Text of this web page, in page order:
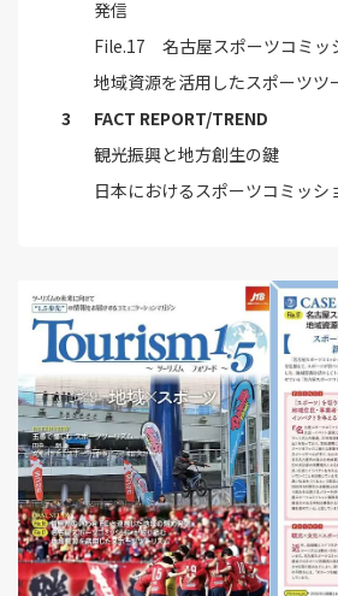
発信
File.17 名古屋スポーツコミッ
地域資源を活用したスポーツツ
FACT REPORT/TREND
観光振興と地方創生の鍵
日本におけるスポーツコミッシ